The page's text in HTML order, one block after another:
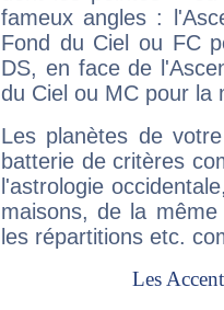
fameux angles :
Fond du Ciel ou FC
DS, en face de
du Ciel ou MC pour la
Les planètes de
batterie de critères
l'astrologie
maisons, de la
les répartitions etc.